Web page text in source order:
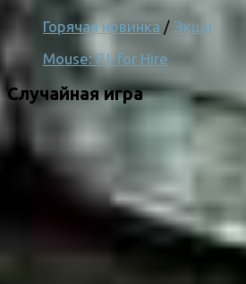
Горячая новинка / Экшн
Mouse: P.I. for Hire
Случайная игра